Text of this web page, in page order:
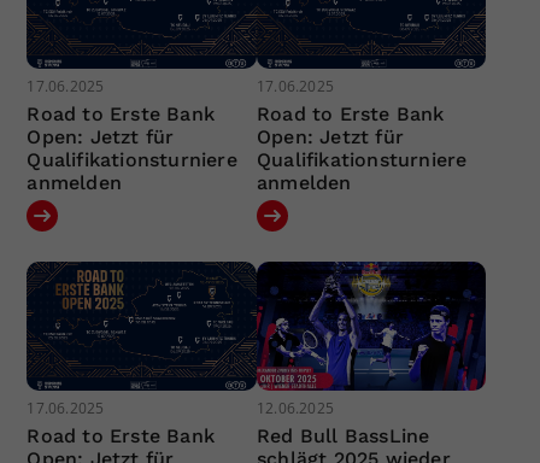
17.06.2025
Road to Erste Bank
Open: Jetzt für
Qualifikationsturniere
anmelden
17.06.2025
Road to Erste Bank
Open: Jetzt für
Qualifikationsturniere
anmelden
17.06.2025
Road to Erste Bank
12.06.2025
Red Bull BassLine